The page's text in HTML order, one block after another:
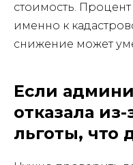
стоимость.
именно к
снижение может
Если
отказала
льготы, что